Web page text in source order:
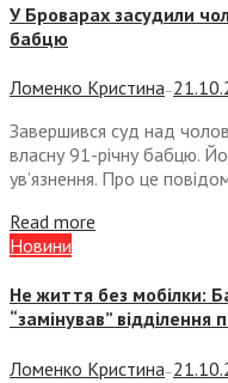
У Броварах засудили
бабцю
Ломенко Кристина—
Завершився суд над
власну 91-річну бабцю.
ув’язнення. Про це
Read more
Новини
Не життя без мобілки:
“замінував” відділення
Ломенко Кристина —